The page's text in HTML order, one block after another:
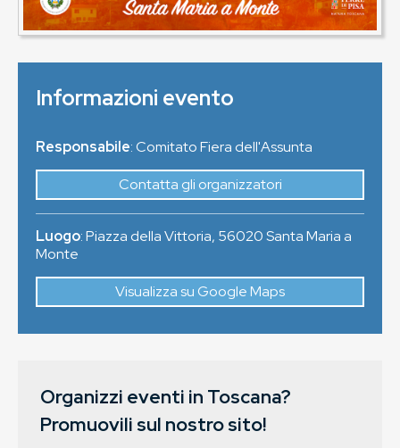
Informazioni evento
Responsabile: Comitato Fiera dell'Assunta
Contatta gli organizzatori
Luogo:Piazza della Vittoria, 56020Santa Maria a
Monte
Visualizza su Google Maps
Organizzi eventi in Toscana?
Promuovili sul nostro sito!